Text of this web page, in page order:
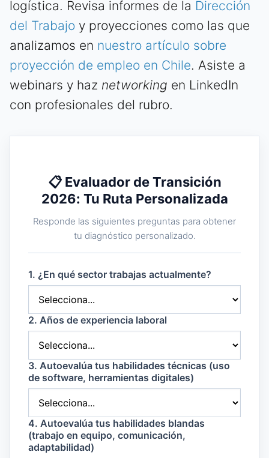
logística. Revisa informes de la Dirección
del Trabajo y proyecciones como las que
analizamos en nuestro artículo sobre
proyección de empleo en Chile. Asiste a
webinars y haz networking en LinkedIn
con profesionales del rubro.
📋 Evaluador de Transición
2026: Tu Ruta Personalizada
Responde las siguientes preguntas para obtener
tu diagnóstico personalizado.
1. ¿En qué sector trabajas actualmente?
2. Años de experiencia laboral
3. Autoevalúa tus habilidades técnicas (uso
de software, herramientas digitales)
4. Autoevalúa tus habilidades blandas
(trabajo en equipo, comunicación,
adaptabilidad)